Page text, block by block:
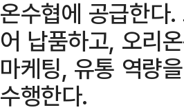
온수협에 공급한다
어 납품하고, 오리
마케팅, 유통 역량
수행한다.